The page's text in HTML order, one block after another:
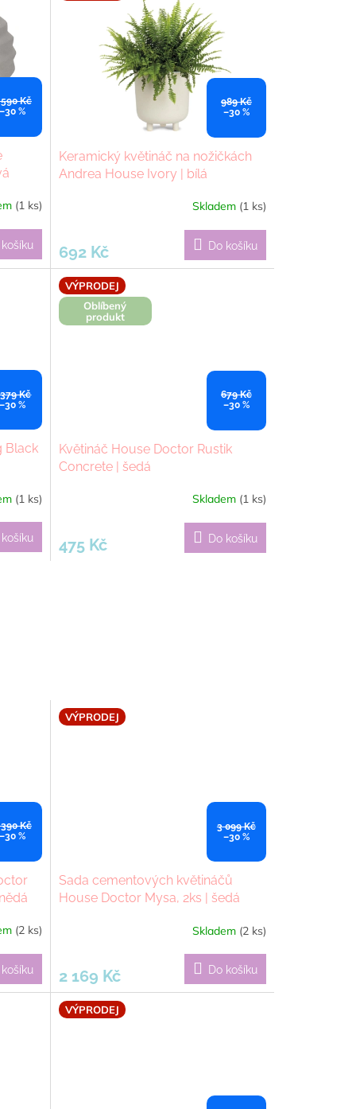
Kč
%
(1 ks)
989 Kč
–30 %
Keramický květináč na nožičkách
Andrea House Ivory | bílá
Skladem (1 ks)
692 Kč Do košíku
Kč
%
Black
(1 ks)
VÝPRODEJ
Oblíbený
produkt
679 Kč
–30 %
Květináč House Doctor Rustik
Concrete | šedá
je
Skladem (1 ks)
475 Kč Do košíku
Kč
%
(2 ks)
VÝPRODEJ
3 099 Kč
–30 %
Sada cementových květináčů
House Doctor Mysa, 2ks | šedá
Skladem (2 ks)
2 169 Kč Do košíku
VÝPRODEJ